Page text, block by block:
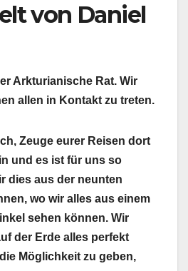
von Daniel
Arkturianische Rat. Wir
allen in Kontakt zu treten.
Zeuge eurer Reisen dort
und es ist für uns so
dies aus der neunten
wo wir alles aus einem
sehen können. Wir
der Erde alles perfekt
Möglichkeit zu geben,